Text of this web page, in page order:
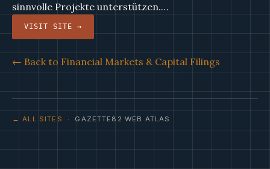
sinnvolle Projekte unterstützen.…
VISIT SITE →
← Back to Financial Markets & Capital Filings
← ALL SITES · GAZETTE82 WEB ATLAS